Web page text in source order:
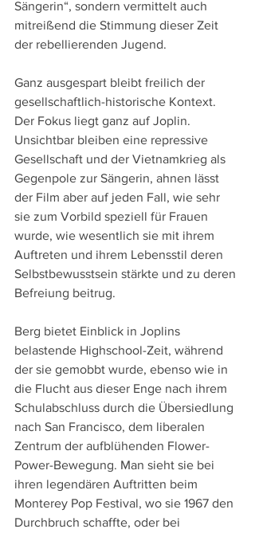
Sängerin“, sondern vermittelt auch
mitreißend die Stimmung dieser Zeit
der rebellierenden Jugend.
Ganz ausgespart bleibt freilich der
gesellschaftlich-historische Kontext.
Der Fokus liegt ganz auf Joplin.
Unsichtbar bleiben eine repressive
Gesellschaft und der Vietnamkrieg als
Gegenpole zur Sängerin, ahnen lässt
der Film aber auf jeden Fall, wie sehr
sie zum Vorbild speziell für Frauen
wurde, wie wesentlich sie mit ihrem
Auftreten und ihrem Lebensstil deren
Selbstbewusstsein stärkte und zu deren
Befreiung beitrug.
Berg bietet Einblick in Joplins
belastende Highschool-Zeit, während
der sie gemobbt wurde, ebenso wie in
die Flucht aus dieser Enge nach ihrem
Schulabschluss durch die Übersiedlung
nach San Francisco, dem liberalen
Zentrum der aufblühenden Flower-
Power-Bewegung. Man sieht sie bei
ihren legendären Auftritten beim
Monterey Pop Festival, wo sie 1967 den
Durchbruch schaffte, oder bei